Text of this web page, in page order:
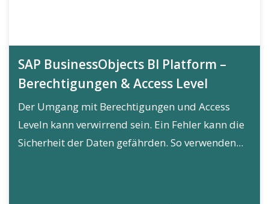
SAP BusinessObjects BI Platform –
Berechtigungen & Access Level
Der Umgang mit Berechtigungen und Access
Leveln kann verwirrend sein. Ein Fehler kann die
Sicherheit der Daten gefährden. So verwenden...